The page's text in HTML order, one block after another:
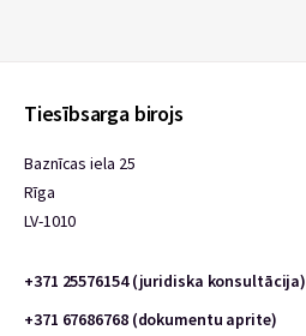
Tiesībsarga birojs
Baznīcas iela 25
Rīga
LV-1010
+371 25576154 (juridiska konsultācija)
+371 67686768 (dokumentu aprite)